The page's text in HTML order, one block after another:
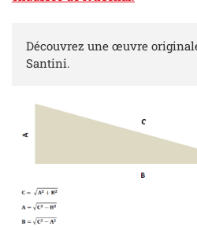
Découvrez une œuvre
Santini.